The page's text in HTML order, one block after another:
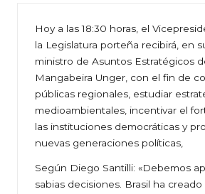
Hoy a las 18:30 horas, el
la Legislatura porteña recibirá, en
ministro de Asuntos Estratégicos
Mangabeira Unger, con el fin de
públicas regionales, estudiar
medioambientales, incentivar el
las instituciones democráticas y
nuevas generaciones políticas,
Según Diego Santilli: «Debemos
sabias decisiones. Brasil ha